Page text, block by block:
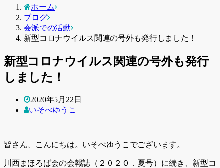
ホーム
ブログ
会派での活動
新型コロナウイルス関連の号外も発行しました！
新型コロナウイルス関連の号外も発行
しました！
2020年5月22日
いそべゆうこ
皆さん、こんにちは。いそべゆうこでございます。
川西まほろば会の会報誌（２０２０．夏号）に続き、新型コ